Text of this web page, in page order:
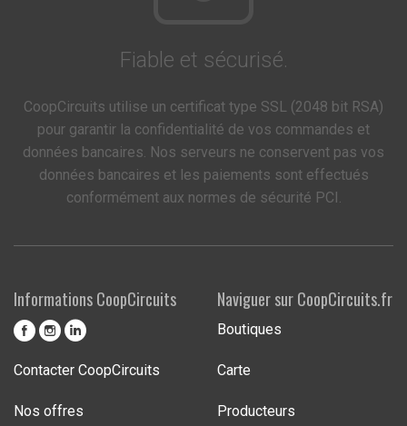
Fiable et sécurisé.
CoopCircuits utilise un certificat type SSL (2048 bit RSA)
pour garantir la confidentialité de vos commandes et
données bancaires. Nos serveurs ne conservent pas vos
données bancaires et les paiements sont effectués
conformément aux normes de sécurité PCI.
Informations CoopCircuits
Contacter CoopCircuits
Nos offres
Naviguer sur CoopCircuits.fr
Boutiques
Carte
Producteurs